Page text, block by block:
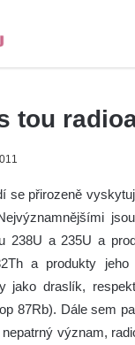
tou
se přirozeně
238U a 235U a
a produkty
jako draslík,
87Rb). Dále sem
význam,